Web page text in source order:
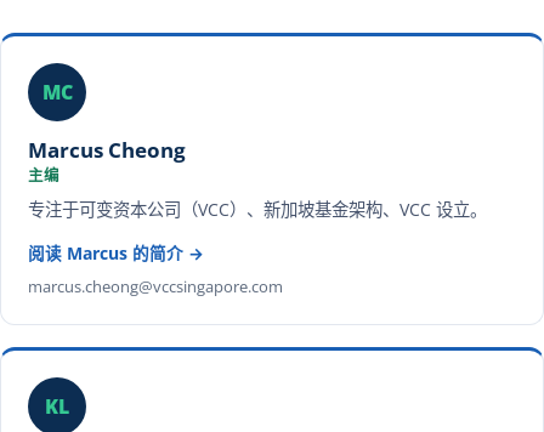
MC
Marcus Cheong
主编
专注于可变资本公司（VCC）、新加坡基金架构、VCC 设立。
阅读 Marcus 的简介 →
marcus.cheong@vccsingapore.com
KL